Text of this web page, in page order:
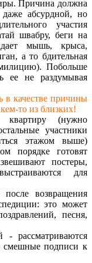
Причина должна
абсурдной, но
участия
швабру, беги на
мышь, крыса,
а то бдительная
Побольше
ее не раздумывая
в качестве причины
то из близких!
квартиру (нужно
участники
этажом выше)
порядке готовят
постеры,
для
возвращения
это может
песня,
- рассматриваются
смешные подписи к